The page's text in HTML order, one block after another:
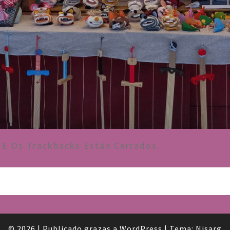
Os Trackbacks Están Cerrados.